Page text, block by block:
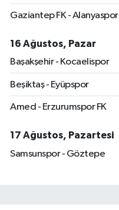
Gaziantep FK - Alanyaspor
16 Ağustos, Pazar
Başakşehir - Kocaelispor
Beşiktaş - Eyüpspor
Amed - Erzurumspor FK
17 Ağustos, Pazartesi
Samsunspor - Göztepe